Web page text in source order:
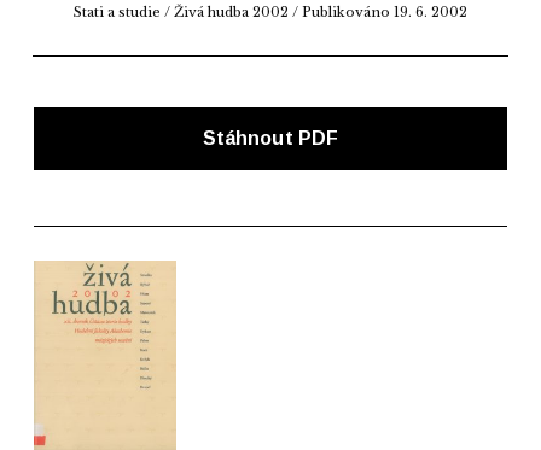
Stati a studie / Živá hudba 2002 / Publikováno 19. 6. 2002
Stáhnout PDF